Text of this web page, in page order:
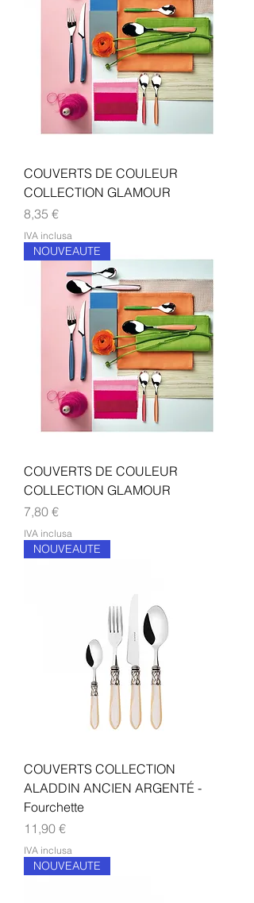
COUVERTS DE COULEUR
COLLECTION GLAMOUR
Prezzo
8,35 €
IVA inclusa
NOUVEAUTE
COUVERTS DE COULEUR
COLLECTION GLAMOUR
Prezzo
7,80 €
IVA inclusa
NOUVEAUTE
COUVERTS COLLECTION
ALADDIN ANCIEN ARGENTÉ -
Fourchette
Prezzo
11,90 €
IVA inclusa
NOUVEAUTE